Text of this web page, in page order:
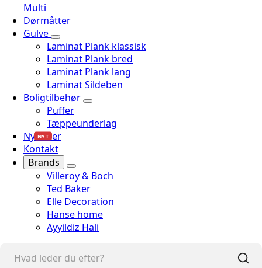
Multi
Dørmåtter
Gulve
Laminat Plank klassisk
Laminat Plank bred
Laminat Plank lang
Laminat Sildeben
Boligtilbehør
Puffer
Tæppeunderlag
Nyheder
NYT
Kontakt
Brands
Villeroy & Boch
Ted Baker
Elle Decoration
Hanse home
Ayyildiz Hali